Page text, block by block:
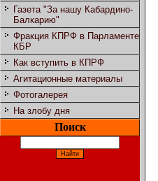
Газета "За нашу Кабардино-
Балкарию"
Фракция КПРФ в Парламенте
КБР
Как вступить в КПРФ
Агитационные материалы
Фотогалерея
На злобу дня
Поиск